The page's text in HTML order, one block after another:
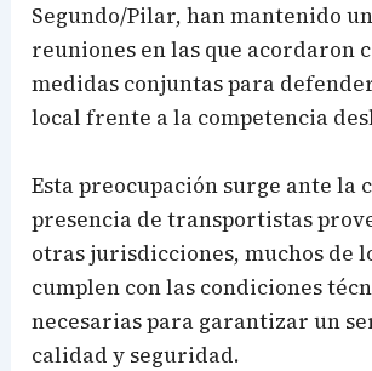
Segundo/Pilar, han mantenido
reuniones en las que acordaron
medidas conjuntas para
local frente a la competencia
Esta preocupación surge ante la
presencia de transportistas
otras jurisdicciones, muchos de
cumplen con las condiciones
necesarias para garantizar un
calidad y seguridad.